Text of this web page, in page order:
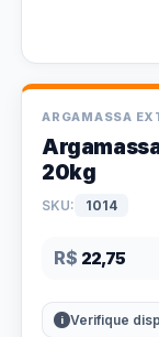
ARGAMASSA
20kg
SKU: 1014
R$ 22,75
Verifique